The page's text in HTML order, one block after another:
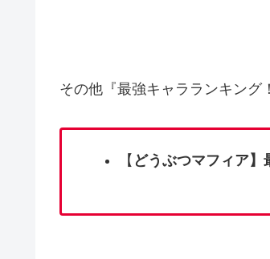
その他『最強キャラランキング
【 どうぶつマフィア】